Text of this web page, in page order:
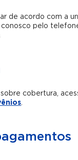
de acordo com a
pelo
cobertura,
.